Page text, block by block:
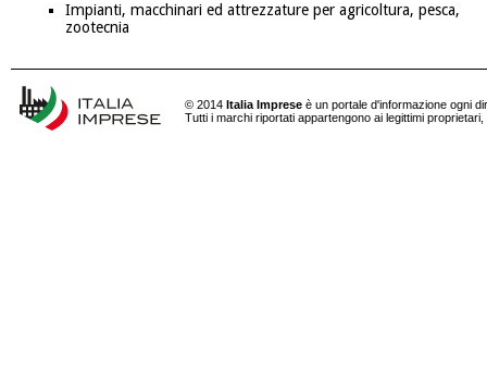
Impianti, macchinari ed attrezzature per agricoltura, pesca,
zootecnia
© 2014 Italia Imprese è un portale d'informazione ogni
Tutti i marchi riportati appartengono ai legittimi